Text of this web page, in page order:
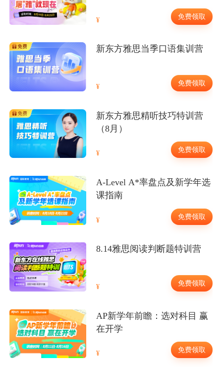
免费领取
新东方雅思当季口语集训营
免费领取
新东方雅思精听技巧特训营
（8月）
免费领取
A-Level A*率盘点及新学年选
课指南
免费领取
8.14雅思阅读判断题特训营
免费领取
AP新学年前瞻：选对科目 赢
在开学
免费领取